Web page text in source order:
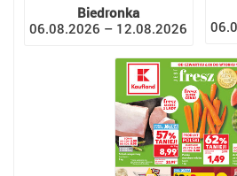
Biedronka
06.08.2026 – 12.08.2026